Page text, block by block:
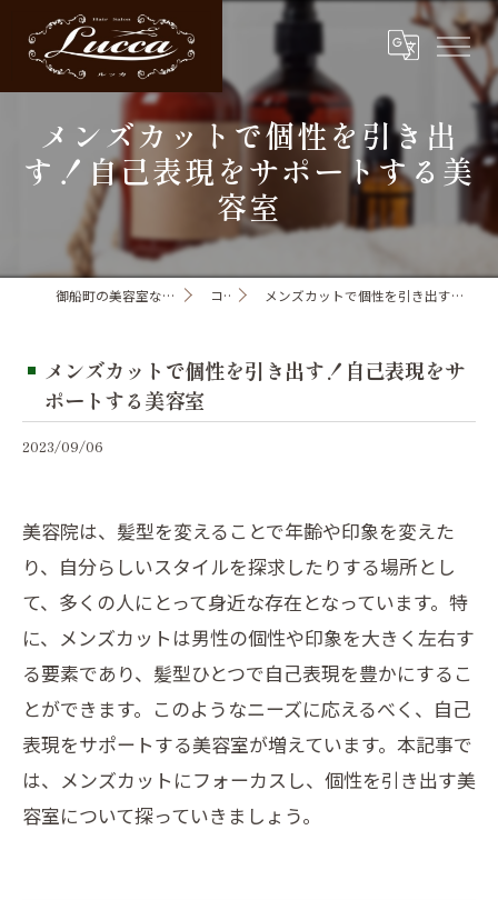
メンズカットで個性を引き出
す！自己表現をサポートする美
容室
御船町の美容室ならHair Salon Lucca コラム メンズカットで個性を引き出す！自己表現をサポートする美容室
メンズカットで個性を引き出す！自己表現をサ
ポートする美容室
2023/09/06
美容院は、髪型を変えることで年齢や印象を変えた
り、自分らしいスタイルを探求したりする場所とし
て、多くの人にとって身近な存在となっています。特
に、メンズカットは男性の個性や印象を大きく左右す
る要素であり、髪型ひとつで自己表現を豊かにするこ
とができます。このようなニーズに応えるべく、自己
表現をサポートする美容室が増えています。本記事で
は、メンズカットにフォーカスし、個性を引き出す美
容室について探っていきましょう。